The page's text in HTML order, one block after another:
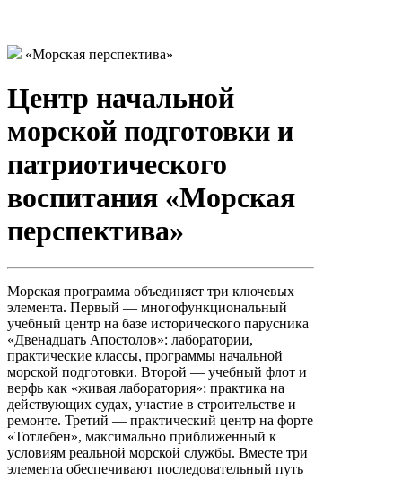
«Морская перспектива»
Центр начальной
морской подготовки и
патриотического
воспитания «Морская
перспектива»
Морская программа объединяет три ключевых
элемента. Первый — многофункциональный
учебный центр на базе исторического парусника
«Двенадцать Апостолов»: лаборатории,
практические классы, программы начальной
морской подготовки. Второй — учебный флот и
верфь как «живая лаборатория»: практика на
действующих судах, участие в строительстве и
ремонте. Третий — практический центр на форте
«Тотлебен», максимально приближенный к
условиям реальной морской службы. Вместе три
элемента обеспечивают последовательный путь